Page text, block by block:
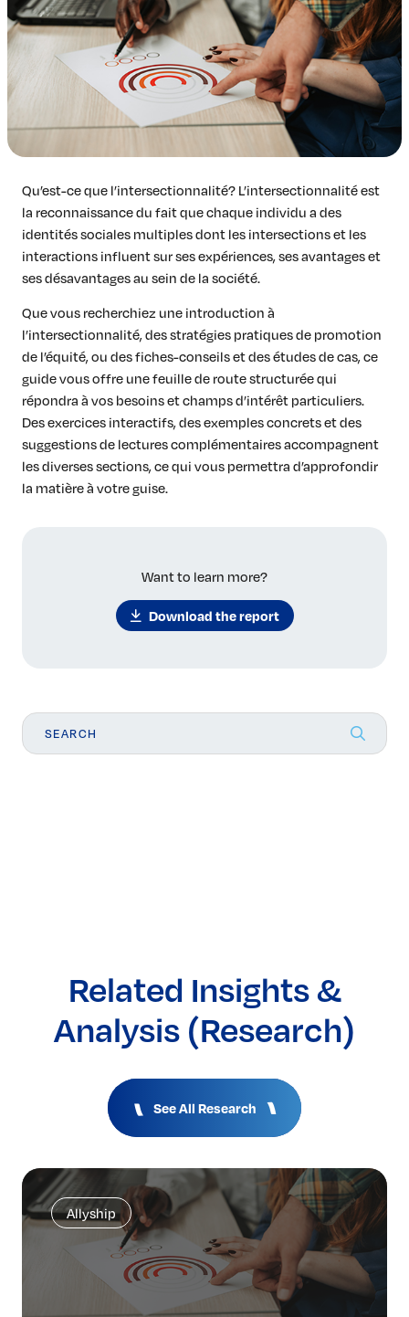
Insights & Analysis
Job Board
Find a Job
Post a Job
Board of Directors
Advisory Council
Steering Committees
Newsroom
Calendar
Contact
Elevating women in the finance sector
Join Now
Qu’est-ce que l’intersectionnalité? L’intersectionnalité est
la reconnaissance du fait que chaque individu a des
identités sociales multiples dont les intersections et les
interactions influent sur ses expériences, ses avantages et
ses désavantages au sein de la société.
Que vous recherchiez une introduction à
l’intersectionnalité, des stratégies pratiques de promotion
de l’équité, ou des fiches-conseils et des études de cas, ce
guide vous offre une feuille de route structurée qui
répondra à vos besoins et champs d’intérêt particuliers.
Des exercices interactifs, des exemples concrets et des
suggestions de lectures complémentaires accompagnent
les diverses sections, ce qui vous permettra d’approfondir
la matière à votre guise.
Want to learn more?
Download the report
Related Insights &
Analysis (Research)
See All Research
Allyship